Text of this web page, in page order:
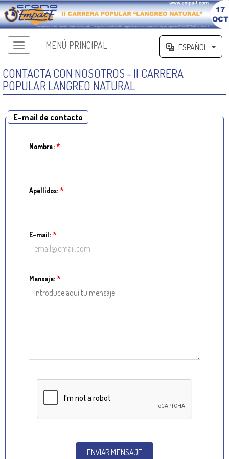
MENÚ PRINCIPAL ESPAÑOL
CONTACTA CON NOSOTROS - II CARRERA
POPULAR LANGREO NATURAL
E-mail de contacto
Nombre:*
Apellidos:*
E-mail:*
Mensaje:*